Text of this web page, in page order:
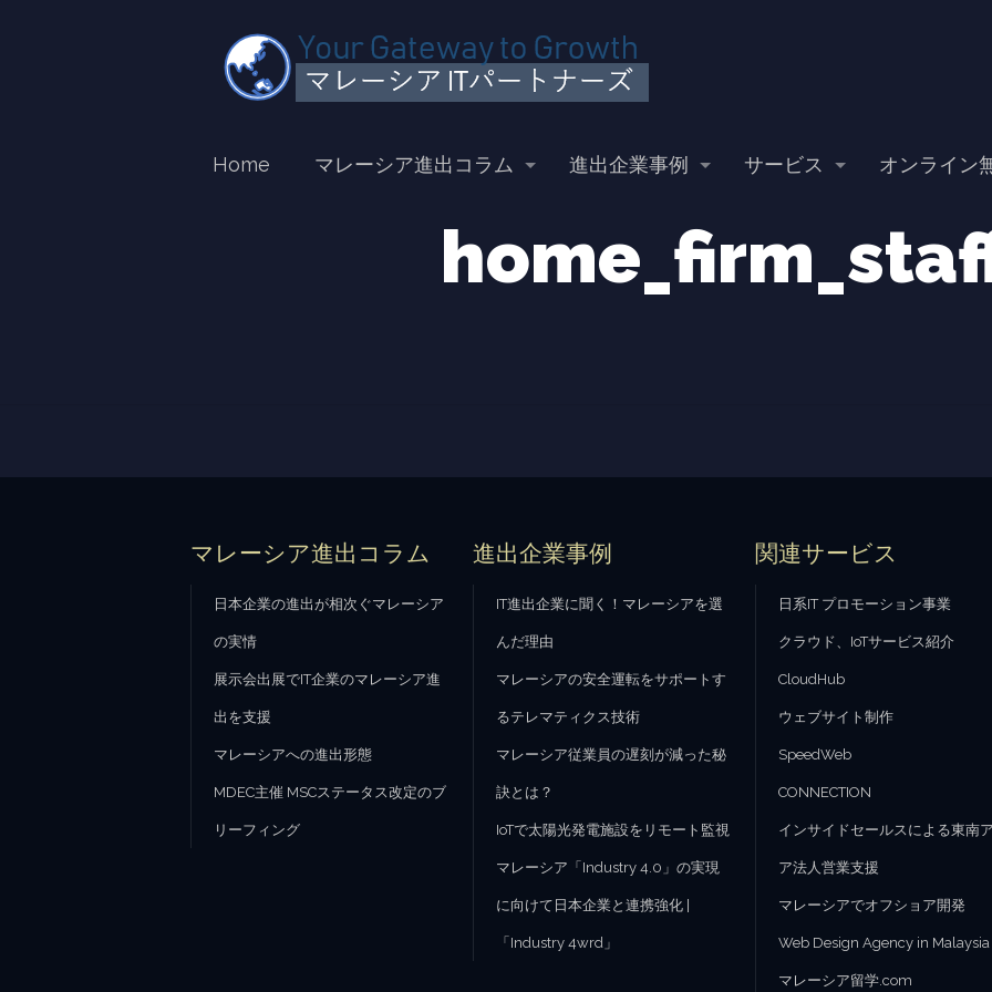
Home マレーシア進出コラム 進出企業事例 サービス オンライン
マレーシア進出コラム
日本企業の進出が相次ぐマレーシア
の実情
展示会出展でIT企業のマレーシア進
出を支援
マレーシアへの進出形態
MDEC主催 MSCステータス改定のブ
リーフィング
進出企業事例
IT進出企業に聞く！マレーシアを選
んだ理由
マレーシアの安全運転をサポートす
るテレマティクス技術
マレーシア従業員の遅刻が減った秘
訣とは？
IoTで太陽光発電施設をリモート監視
マレーシア「Industry 4.0」の実現
に向けて日本企業と連携強化 |
「Industry 4wrd」
関連サービス
日系IT プロモーション事業
クラウド、IoTサービス紹介
CloudHub
ウェブサイト制作
SpeedWeb
CONNECTION
インサイドセールスによる東南
ア法人営業支援
マレーシアでオフショア開発
Web Design Agency in Malaysia
マレーシア留学.com